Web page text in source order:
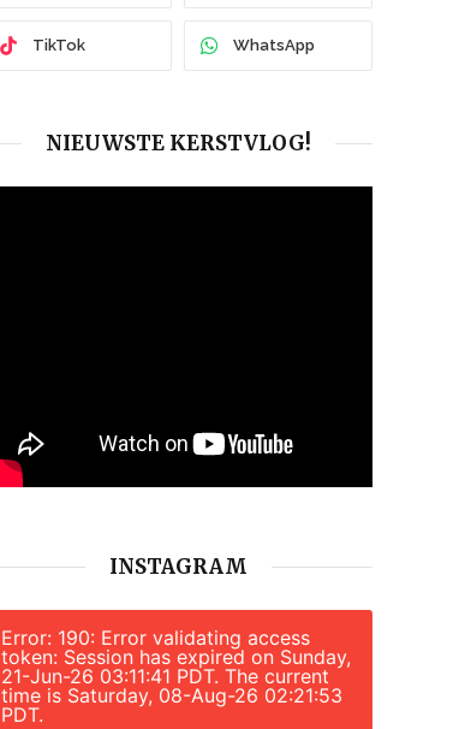
TikTok WhatsApp
NIEUWSTE KERSTVLOG!
INSTAGRAM
Error: 190: Error validating access
token: Session has expired on Sunday,
21-Jun-26 03:11:41 PDT. The current
time is Saturday, 08-Aug-26 02:21:53
PDT.